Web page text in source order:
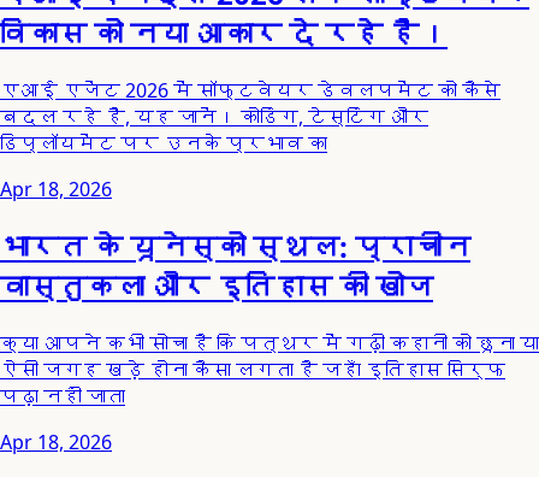
विकास को नया आकार दे रहे हैं।
एआई एजेंट 2026 में सॉफ्टवेयर डेवलपमेंट को कैसे
बदल रहे हैं, यह जानें। कोडिंग, टेस्टिंग और
डिप्लॉयमेंट पर उनके प्रभाव का
Apr 18, 2026
भारत के यूनेस्को स्थल: प्राचीन
वास्तुकला और इतिहास की खोज
क्या आपने कभी सोचा है कि पत्थर में गढ़ी कहानी को छूना या
ऐसी जगह खड़े होना कैसा लगता है जहाँ इतिहास सिर्फ
पढ़ा नहीं जाता
Apr 18, 2026